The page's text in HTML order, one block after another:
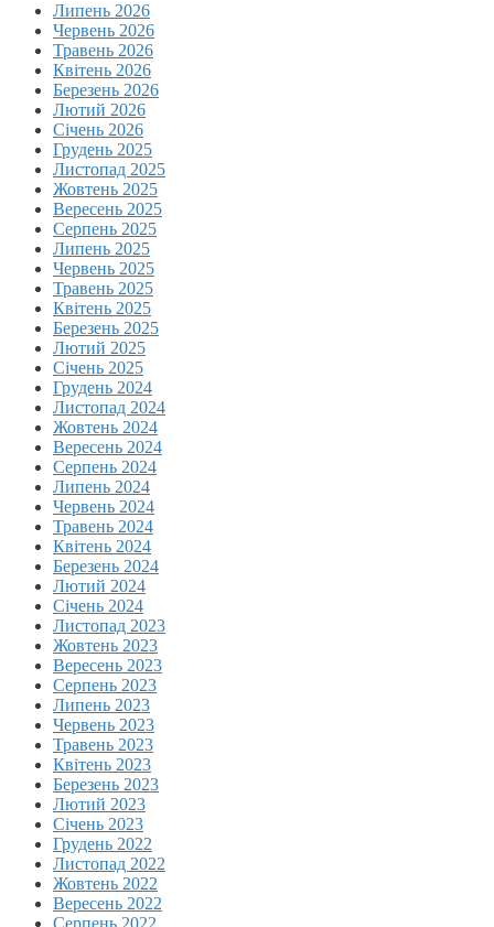
Липень 2026
Червень 2026
Травень 2026
Квітень 2026
Березень 2026
Лютий 2026
Січень 2026
Грудень 2025
Листопад 2025
Жовтень 2025
Вересень 2025
Серпень 2025
Липень 2025
Червень 2025
Травень 2025
Квітень 2025
Березень 2025
Лютий 2025
Січень 2025
Грудень 2024
Листопад 2024
Жовтень 2024
Вересень 2024
Серпень 2024
Липень 2024
Червень 2024
Травень 2024
Квітень 2024
Березень 2024
Лютий 2024
Січень 2024
Листопад 2023
Жовтень 2023
Вересень 2023
Серпень 2023
Липень 2023
Червень 2023
Травень 2023
Квітень 2023
Березень 2023
Лютий 2023
Січень 2023
Грудень 2022
Листопад 2022
Жовтень 2022
Вересень 2022